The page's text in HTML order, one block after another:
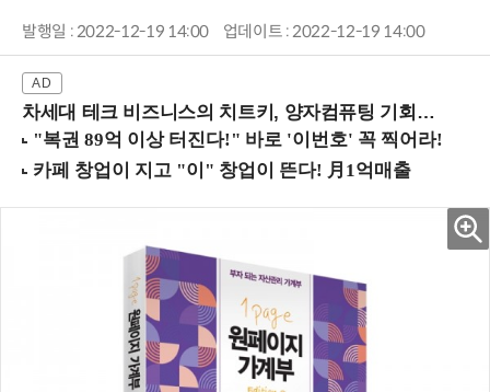
발행일 : 2022-12-19 14:00 업데이트 : 2022-12-19 14:00
차세대 테크 비즈니스의 치트키, 양자컴퓨팅 기회를 선점하라! (8/28 강남역)